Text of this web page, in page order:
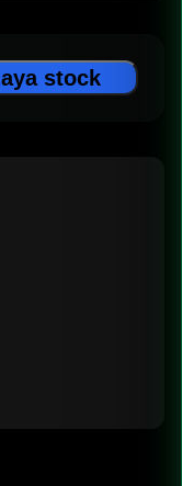
stock